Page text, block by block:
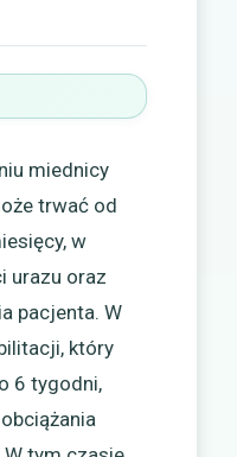
miednicy
trwać od
w
urazu oraz
pacjenta. W
który
6 tygodni,